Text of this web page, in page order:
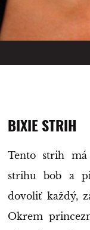
BIXIE STRIH
Tento strih
strihu bob a
dovoliť každý,
Okrem